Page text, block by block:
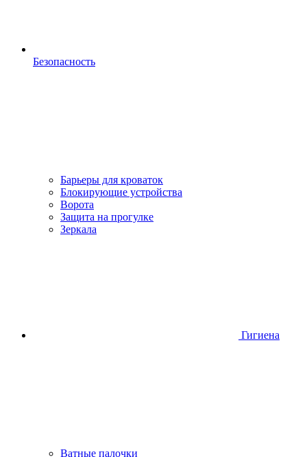
Безопасность
Барьеры для кроваток
Блокирующие устройства
Ворота
Защита на прогулке
Зеркала
Гигиена
Ватные палочки